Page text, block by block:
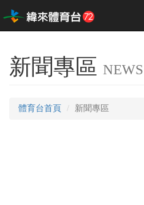
新聞專區 NEWS
體育台首頁 新聞專區